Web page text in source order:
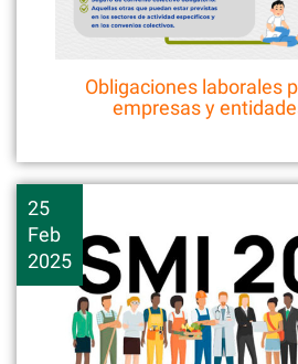
Obligaciones laborales
empresas y
25
Feb
2025